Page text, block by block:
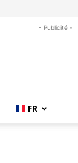
- Publicité -
FR